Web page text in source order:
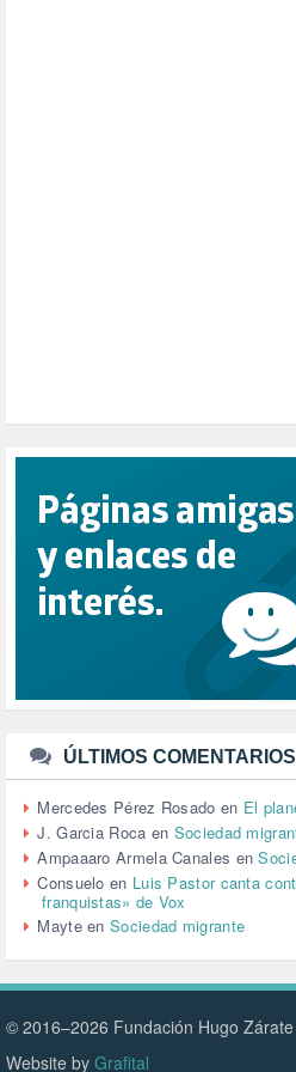
PUERTO DE VALENCIA (1)
RACISMO (1)
RELIGIÓN (114)
REPUBLICA (1)
SALUD (108)
SENSIBILIZACIÓN (576)
SINDICATOS (12)
TTIP (6)
URBANISMO (1)
URBANIZACIÓN (1)
VEJEZ (1)
VENEZUELA (3)
VENEZULA (1)
VIAJES (1)
VIOLENCIA (2)
VIOLENCIA DE GÉNERO (223)
VIVIENDA (9)
VOLODIMIR ZELENSKY (1)
ÚLTIMOS COMENTARIOS
Mercedes Pérez Rosado en El
J. Garcia Roca en Sociedad
Ampaaaro Armela Canales en
Consuelo en Luis Pastor canta
franquistas» de Vox
MayteenSociedad migrante
© 2016–2026 Fundación Hugo Zárate
Website by Grafital